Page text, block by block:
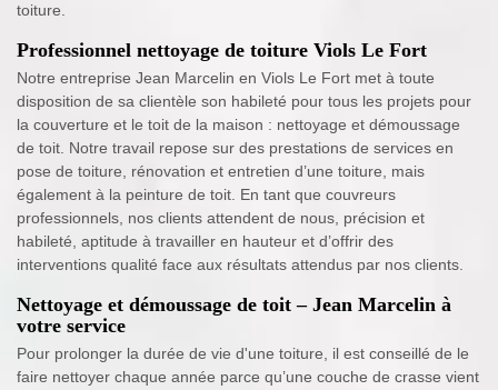
toiture.
Professionnel nettoyage de toiture Viols Le Fort
Notre entreprise Jean Marcelin en Viols Le Fort met à toute
disposition de sa clientèle son habileté pour tous les projets pour
la couverture et le toit de la maison : nettoyage et démoussage
de toit. Notre travail repose sur des prestations de services en
pose de toiture, rénovation et entretien d’une toiture, mais
également à la peinture de toit. En tant que couvreurs
professionnels, nos clients attendent de nous, précision et
habileté, aptitude à travailler en hauteur et d’offrir des
interventions qualité face aux résultats attendus par nos clients.
Nettoyage et démoussage de toit – Jean Marcelin à
votre service
Pour prolonger la durée de vie d'une toiture, il est conseillé de le
faire nettoyer chaque année parce qu’une couche de crasse vient